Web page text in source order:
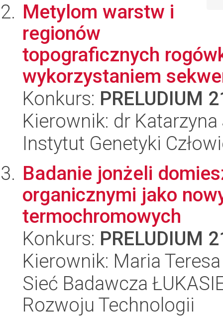
Metylom warstw i
regionów
topograficznych
wykorzystaniem
Konkurs: PRELUDIUM
Kierownik: dr
Instytut Genetyki
Badanie jonżeli
organicznymi jako
termochromowych
Konkurs: PRELUDIUM
Kierownik: Maria
Sieć Badawcza
Rozwoju Technologii